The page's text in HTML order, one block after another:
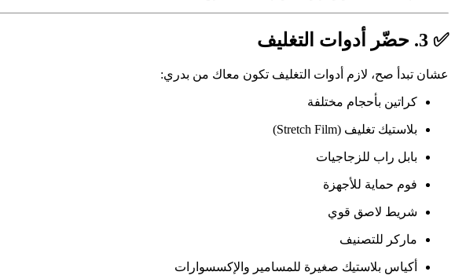
✅ 3. حضّر أدوات التغليف
عشان تبدأ صح، لازم أدوات التغليف تكون معاك من بدري:
كراتين بأحجام مختلفة
بلاستيك تغليف (Stretch Film)
بابل راب للزجاجيات
فوم حماية للأجهزة
شريط لاصق قوي
ماركر للتصنيف
أكياس بلاستيك صغيرة للمسامير والإكسسوارات